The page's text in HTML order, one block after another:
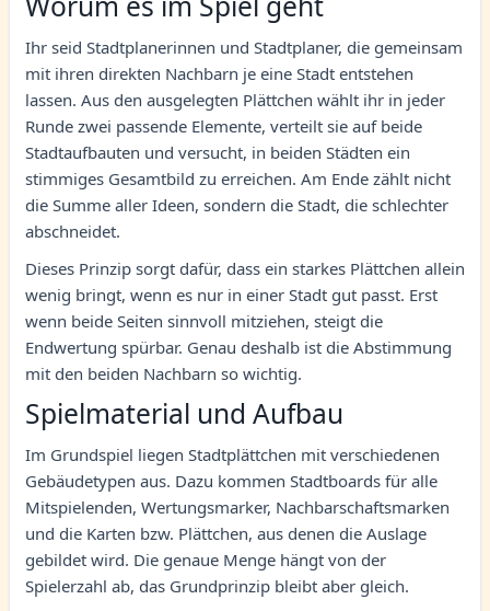
Ihr seid Stadtplanerinnen und Stadtplaner, die gemeinsam
mit ihren direkten Nachbarn je eine Stadt entstehen
lassen. Aus den ausgelegten Plättchen wählt ihr in jeder
Runde zwei passende Elemente, verteilt sie auf beide
Stadtaufbauten und versucht, in beiden Städten ein
stimmiges Gesamtbild zu erreichen. Am Ende zählt nicht
die Summe aller Ideen, sondern die Stadt, die schlechter
abschneidet.
Dieses Prinzip sorgt dafür, dass ein starkes Plättchen allein
wenig bringt, wenn es nur in einer Stadt gut passt. Erst
wenn beide Seiten sinnvoll mitziehen, steigt die
Endwertung spürbar. Genau deshalb ist die Abstimmung
mit den beiden Nachbarn so wichtig.
Spielmaterial und Aufbau
Im Grundspiel liegen Stadtplättchen mit verschiedenen
Gebäudetypen aus. Dazu kommen Stadtboards für alle
Mitspielenden, Wertungsmarker, Nachbarschaftsmarken
und die Karten bzw. Plättchen, aus denen die Auslage
gebildet wird. Die genaue Menge hängt von der
Spielerzahl ab, das Grundprinzip bleibt aber gleich.